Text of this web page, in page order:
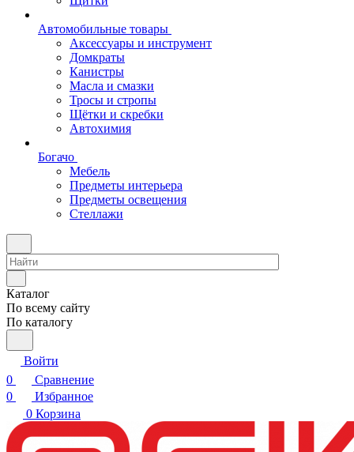
Автомобильные товары
Аксессуары и инструмент
Домкраты
Канистры
Масла и смазки
Тросы и стропы
Щётки и скребки
Автохимия
Богачо
Мебель
Предметы интерьера
Предметы освещения
Стеллажи
Каталог
По всему сайту
По каталогу
Войти
0
Сравнение
0
Избранное
0 Корзина